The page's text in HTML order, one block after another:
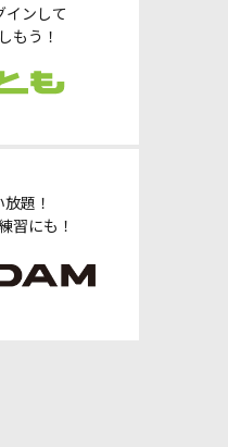
インして
もう！
題！
習にも！